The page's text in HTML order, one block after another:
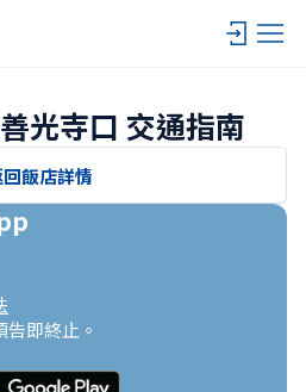
光寺口 交通指南
飯店詳情
即終止。